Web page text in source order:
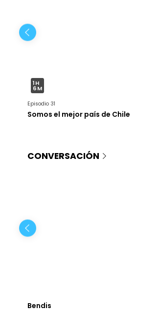
1H
6M
Episodio 31
Somos el mejor país de Chile
CONVERSACIÓN
Bendis